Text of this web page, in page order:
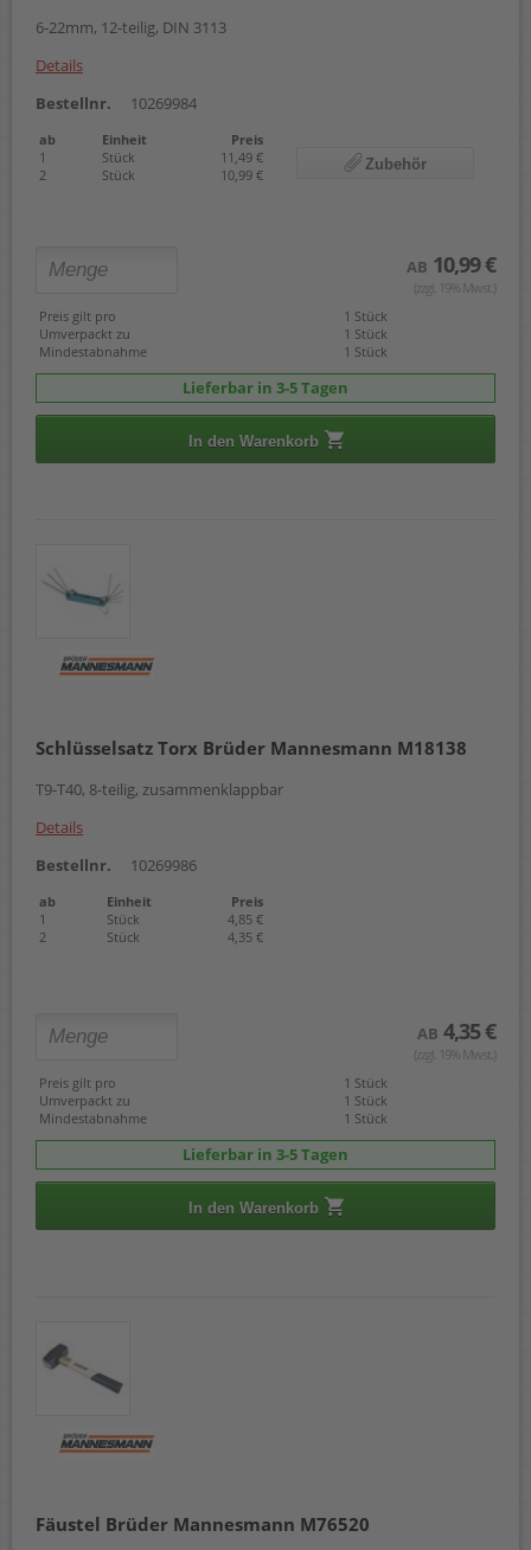
6-22mm, 12-teilig, DIN 3113
Details
Bestellnr.
10269984
ab Einheit
Preis
1
Stück
11,49 €
2
Stück 10,99 €
Zubehör
AB 10,99 €
(zzgl. 19% Mwst.)
Preis gilt pro
1 Stück
Umverpackt zu
1 Stück
Mindestabnahme
1 Stück
Lieferbar in 3-5 Tagen
In den Warenkorb
Schlüsselsatz Torx Brüder Mannesmann M18138
T9-T40, 8-teilig, zusammenklappbar
Details
Bestellnr.
10269986
ab Einheit
Preis
1
Stück
4,85 €
2
Stück 4,35 €
AB 4,35 €
(zzgl. 19% Mwst.)
Preis gilt pro
1 Stück
Umverpackt zu
1 Stück
Mindestabnahme
1 Stück
Lieferbar in 3-5 Tagen
In den Warenkorb
Fäustel Brüder Mannesmann M76520